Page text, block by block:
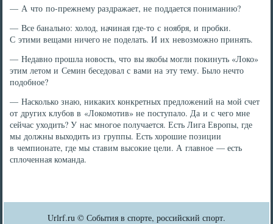
— А что по-прежнему раздражает, не поддается пониманию?
— Все банально: холод, начиная где-то с ноября, и пробки.
С этими вещами ничего не поделать. И их невозможно принять.
— Недавно прошла новость, что вы якобы могли покинуть «Локо»
этим летом и Семин беседовал с вами на эту тему. Было нечто
подобное?
— Насколько знаю, никаких конкретных предложений на мой счет
от других клубов в «Локомотив» не поступало. Да и с чего мне
сейчас уходить? У нас многое получается. Есть Лига Европы, где
мы должны выходить из группы. Есть хорошие позиции
в чемпионате, где мы ставим высокие цели. А главное — есть
сплоченная команда.
Urlrf.ru © События в спорте, российский спорт.